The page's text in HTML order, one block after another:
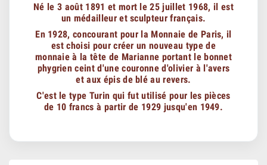
Né le 3 août 1891 et mort le 25 juillet 1968, il est
un médailleur et sculpteur français.
En 1928, concourant pour la Monnaie de Paris, il
est choisi pour créer un nouveau type de
monnaie à la tête de Marianne portant le bonnet
phygrien ceint d'une couronne d'olivier à l'avers
et aux épis de blé au revers.
C'est le type Turin qui fut utilisé pour les pièces
de 10 francs à partir de 1929 jusqu'en 1949.